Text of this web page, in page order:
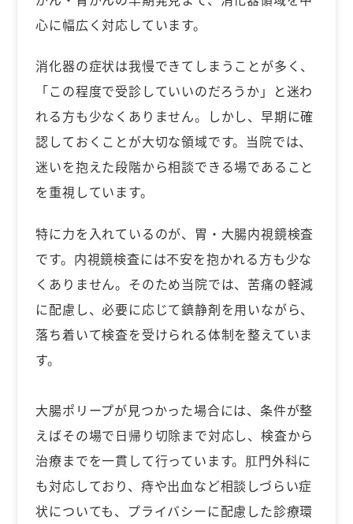
心に幅広く対応しています。
消化器の症状は我慢できてしまうことが多く、
「この程度で受診していいのだろうか」と迷わ
れる方も少なくありません。しかし、早期に確
認しておくことが大切な領域です。当院では、
迷いを抱えた段階から相談できる場であること
を重視しています。
特に力を入れているのが、胃・大腸内視鏡検査
です。内視鏡検査には不安を抱かれる方も少な
くありません。そのため当院では、苦痛の軽減
に配慮し、必要に応じて鎮静剤を用いながら、
落ち着いて検査を受けられる体制を整えていま
す。
大腸ポリープが見つかった場合には、条件が整
えばその場で日帰り切除まで対応し、検査から
治療までを一貫して行っています。肛門外科に
も対応しており、痔や出血など相談しづらい症
状についても、プライバシーに配慮した診療環